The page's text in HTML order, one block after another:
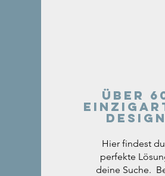
Über
Hier findest
perfekte
deine Suche.